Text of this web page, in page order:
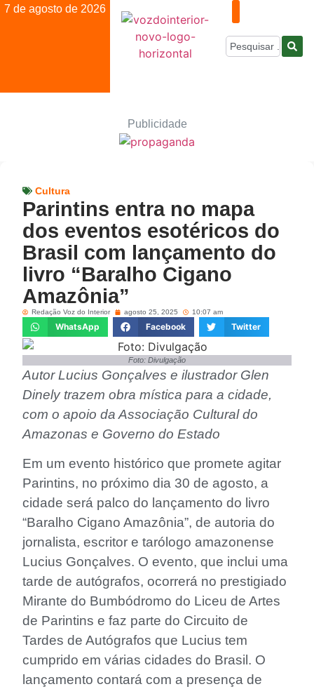
7 de agosto de 2026
Publicidade
Cultura
Parintins entra no mapa
dos eventos esotéricos do
Brasil com lançamento do
livro “Baralho Cigano
Amazônia”
Redação Voz do Interior agosto 25, 2025 10:07 am
WhatsApp Facebook Twitter
Foto: Divulgação
Autor Lucius Gonçalves e ilustrador Glen
Dinely trazem obra mística para a cidade,
com o apoio da Associação Cultural do
Amazonas e Governo do Estado
Em um evento histórico que promete agitar
Parintins, no próximo dia 30 de agosto, a
cidade será palco do lançamento do livro
“Baralho Cigano Amazônia”, de autoria do
jornalista, escritor e tarólogo amazonense
Lucius Gonçalves. O evento, que inclui uma
tarde de autógrafos, ocorrerá no prestigiado
Mirante do Bumbódromo do Liceu de Artes
de Parintins e faz parte do Circuito de
Tardes de Autógrafos que Lucius tem
cumprido em várias cidades do Brasil. O
lançamento contará com a presença de